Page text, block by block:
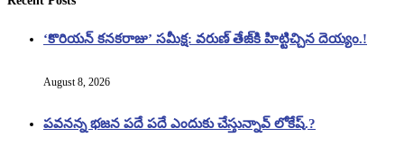
‘కొరియన్ కనకరాజు’ సమీక్ష: వరుణ్ తేజ్‌కి హిట్టిచ్చిన దెయ్యం.!
August 8, 2026
పవనన్న భజన పదే పదే ఎందుకు చేస్తున్నావ్ లోకేష్.?